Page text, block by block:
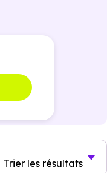
Trier les résultats